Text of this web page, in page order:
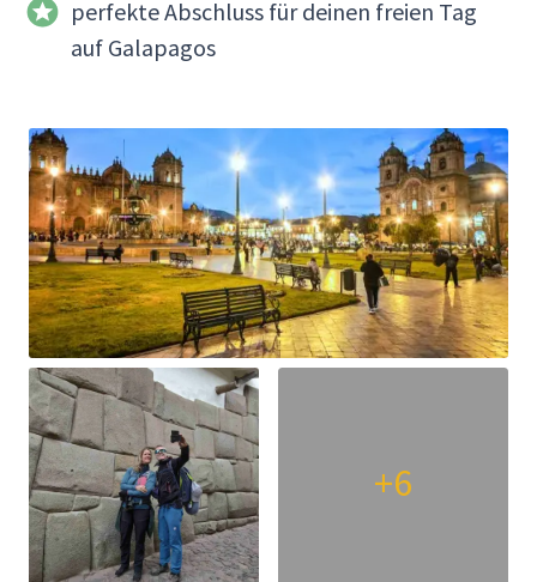
perfekte Abschluss für deinen freien Tag
auf Galapagos
+6